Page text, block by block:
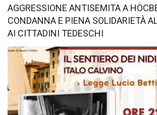
AGGRESSIONE ANTISEMITA A
CONDANNA E PIENA SOLIDARIETÀ
AI CITTADINI TEDESCHI